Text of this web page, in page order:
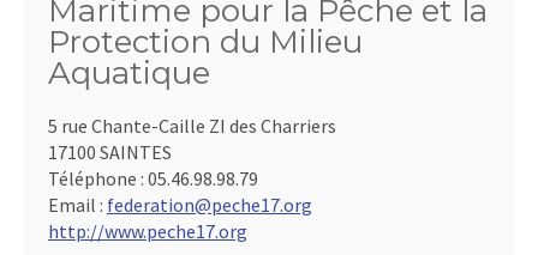
Maritime pour la Pêche et la
Protection du Milieu
Aquatique
5 rue Chante-Caille ZI des Charriers
17100 SAINTES
Téléphone : 05.46.98.98.79
Email : federation@peche17.org
http://www.peche17.org